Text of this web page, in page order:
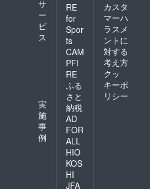
お願い
いたし
ます。
※特殊文
字・記
号は使
用でき
ません
きま
す。 ⑥
生誕限
定オリ
ジナル
ネーム
プレー
ト リ
ターン
品の郵
送と一
サ
ー
ビ
ス
実
施
事
例
RE
for
Spor
ts
CAM
PFI
RE
ふる
さと
納税
AD
FOR
ALL
HIO
KOS
HI
JFA
カスタ
マーハ
ラスメ
ントに
対する
考え方
クッ
キーポ
リシー